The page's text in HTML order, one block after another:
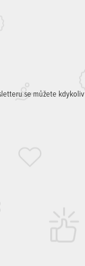
se můžete kdykoliv